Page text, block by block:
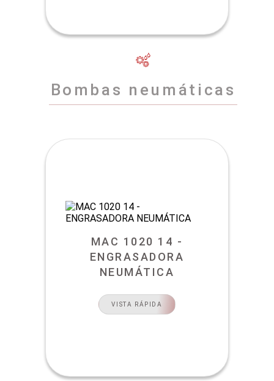
Bombas neumáticas
MAC 1020 14 -
ENGRASADORA
NEUMÁTICA
VISTA RÁPIDA